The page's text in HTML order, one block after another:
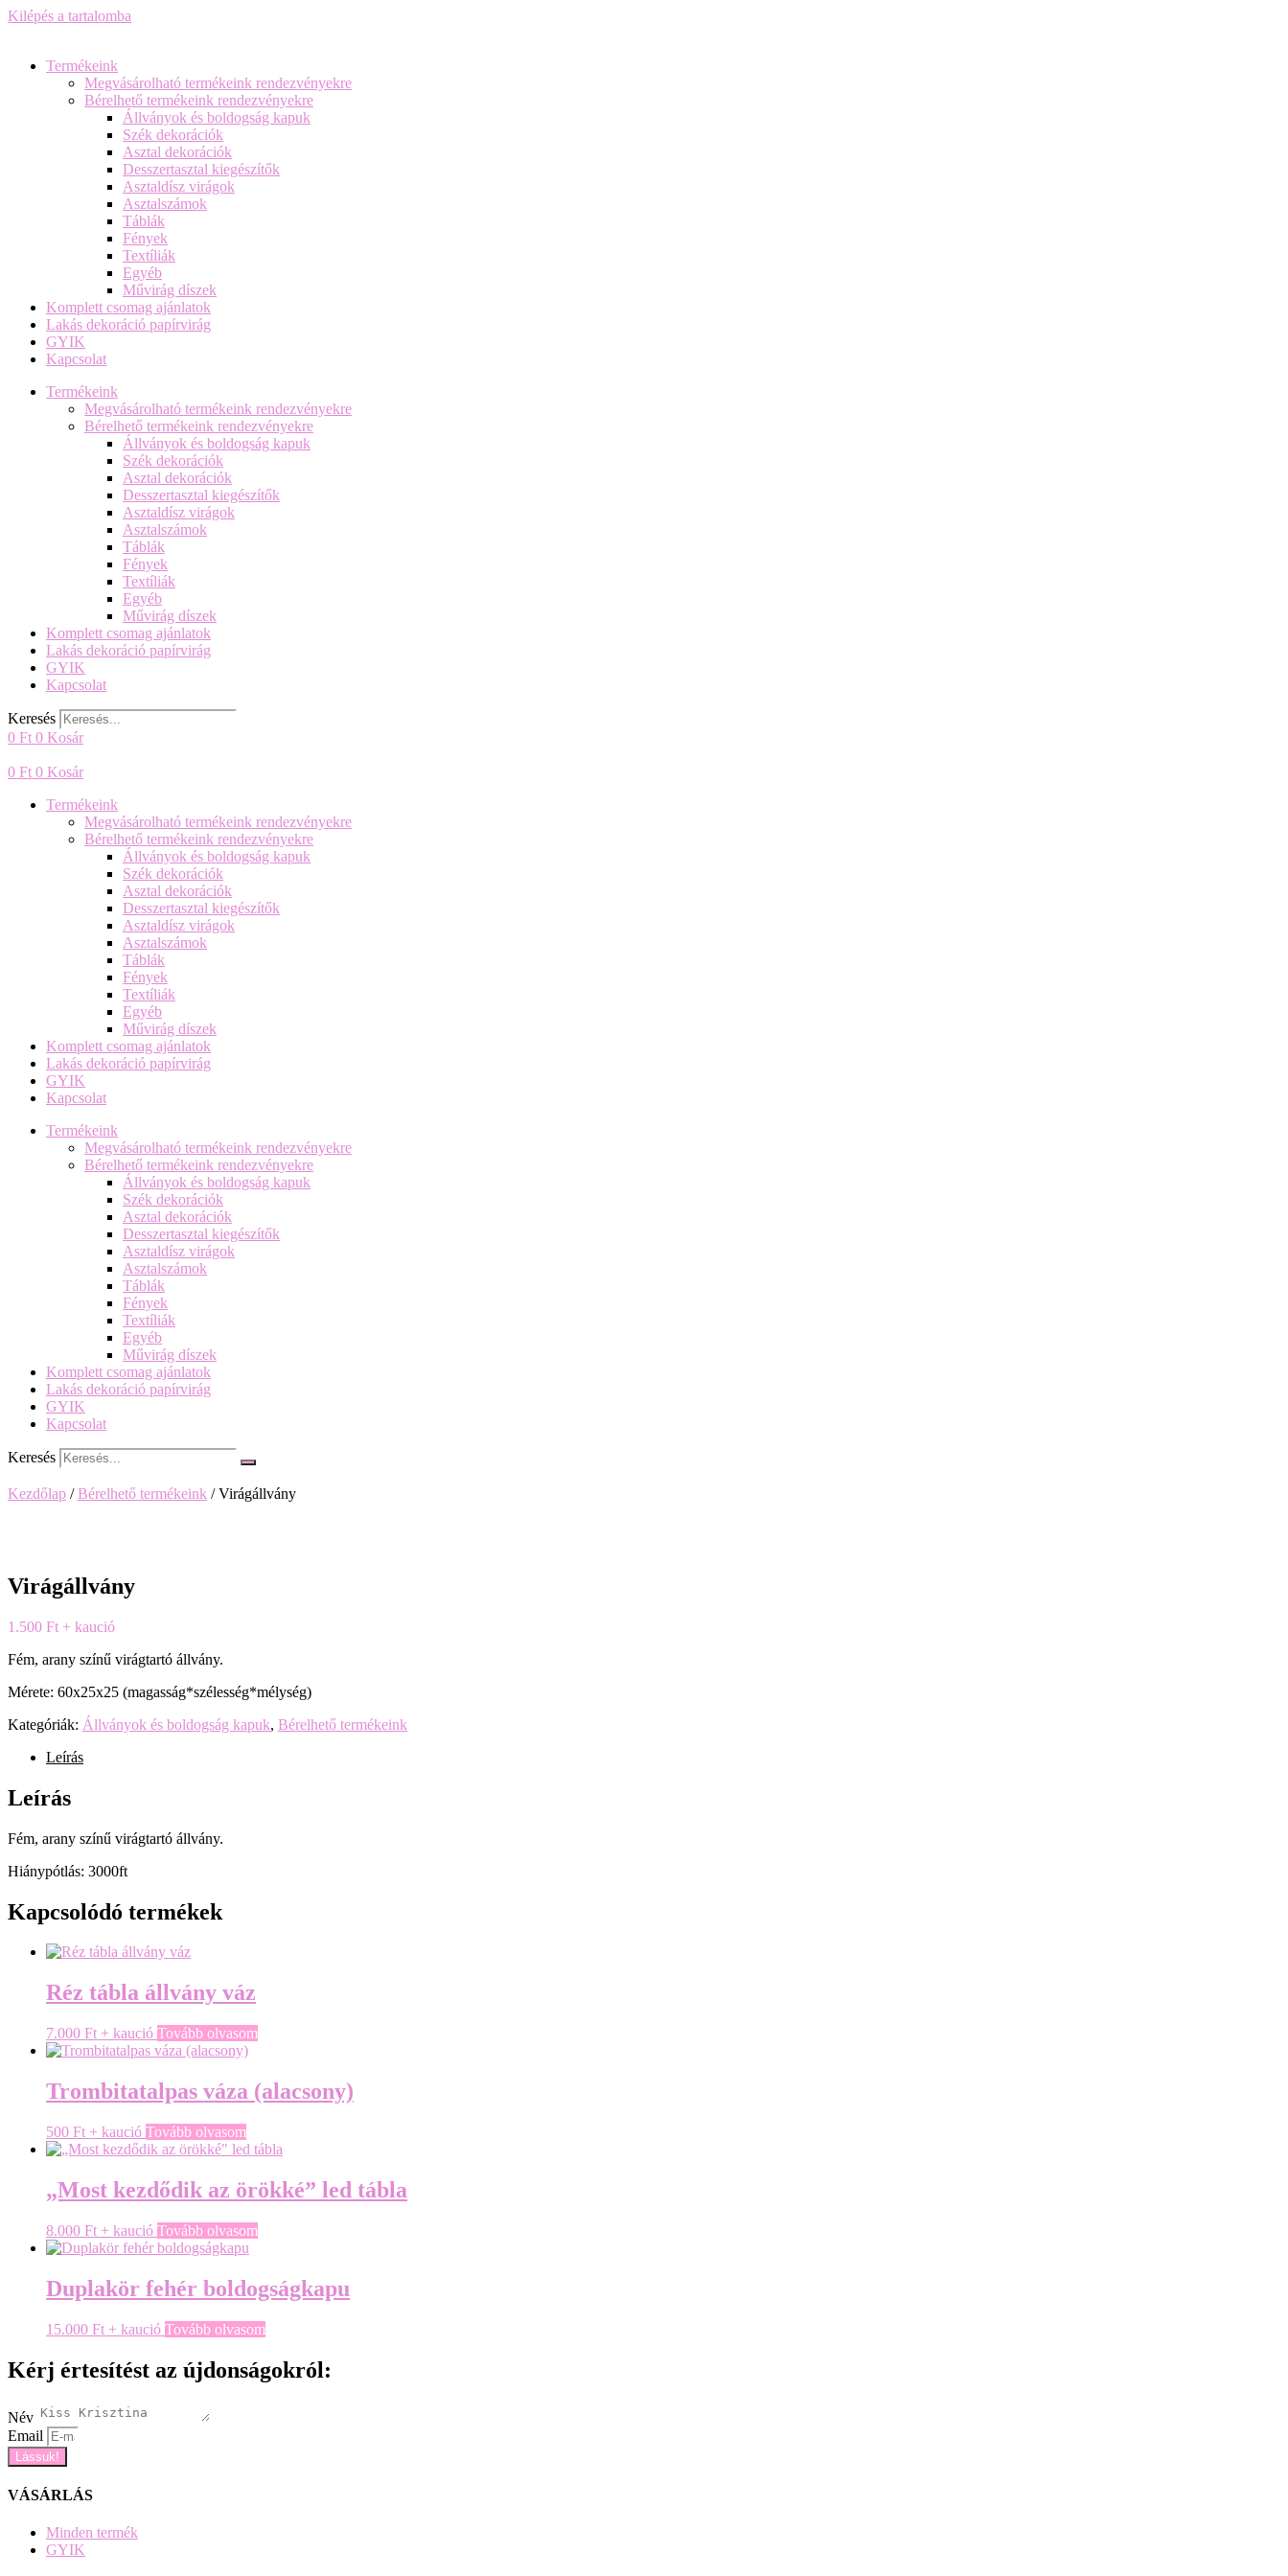
Kilépés a tartalomba
Termékeink
Megvásárolható termékeink rendezvényekre
Bérelhető termékeink rendezvényekre
Állványok és boldogság kapuk
Szék dekorációk
Asztal dekorációk
Desszertasztal kiegészítők
Asztaldísz virágok
Asztalszámok
Táblák
Fények
Textíliák
Egyéb
Művirág díszek
Komplett csomag ajánlatok
Lakás dekoráció papírvirág
GYIK
Kapcsolat
Termékeink
Megvásárolható termékeink rendezvényekre
Bérelhető termékeink rendezvényekre
Állványok és boldogság kapuk
Szék dekorációk
Asztal dekorációk
Desszertasztal kiegészítők
Asztaldísz virágok
Asztalszámok
Táblák
Fények
Textíliák
Egyéb
Művirág díszek
Komplett csomag ajánlatok
Lakás dekoráció papírvirág
GYIK
Kapcsolat
Keresés
0 Ft 0 Kosár
0 Ft 0 Kosár
Termékeink
Megvásárolható termékeink rendezvényekre
Bérelhető termékeink rendezvényekre
Állványok és boldogság kapuk
Szék dekorációk
Asztal dekorációk
Desszertasztal kiegészítők
Asztaldísz virágok
Asztalszámok
Táblák
Fények
Textíliák
Egyéb
Művirág díszek
Komplett csomag ajánlatok
Lakás dekoráció papírvirág
GYIK
Kapcsolat
Termékeink
Megvásárolható termékeink rendezvényekre
Bérelhető termékeink rendezvényekre
Állványok és boldogság kapuk
Szék dekorációk
Asztal dekorációk
Desszertasztal kiegészítők
Asztaldísz virágok
Asztalszámok
Táblák
Fények
Textíliák
Egyéb
Művirág díszek
Komplett csomag ajánlatok
Lakás dekoráció papírvirág
GYIK
Kapcsolat
Keresés
Kezdőlap /Bérelhető termékeink / Virágállvány
Virágállvány
1.500 Ft + kaució
Fém, arany színű virágtartó állvány.
Mérete: 60x25x25 (magasság*szélesség*mélység)
Kategóriák: Állványok és boldogság kapuk, Bérelhető termékeink
Leírás
Leírás
Fém, arany színű virágtartó állvány.
Hiánypótlás: 3000ft
Kapcsolódó termékek
Réz tábla állvány váz
7.000 Ft + kaució Tovább olvasom
Trombitatalpas váza (alacsony)
500 Ft + kaució Tovább olvasom
„Most kezdődik az örökké” led tábla
8.000 Ft + kaució Tovább olvasom
Duplakör fehér boldogságkapu
15.000 Ft + kaució Tovább olvasom
Kérj értesítést az újdonságokról:
Név
Email
Lássuk!
VÁSÁRLÁS
Minden termék
GYIK